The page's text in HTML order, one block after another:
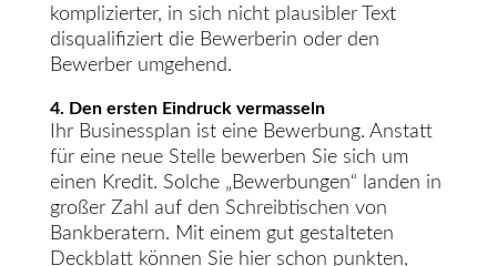
komplizierter, in sich nicht plausibler Text
disqualifiziert die Bewerberin oder den
Bewerber umgehend.
4. Den ersten Eindruck vermasseln
Ihr Businessplan ist eine Bewerbung. Anstatt
für eine neue Stelle bewerben Sie sich um
einen Kredit. Solche „Bewerbungen“ landen in
großer Zahl auf den Schreibtischen von
Bankberatern. Mit einem gut gestalteten
Deckblatt können Sie hier schon punkten,